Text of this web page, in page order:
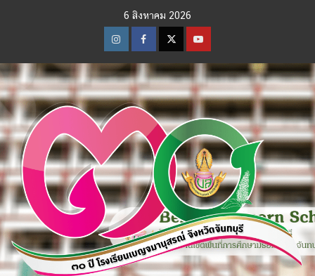
6 สิงหาคม 2026
InstagramFacebookTwitterYoutube